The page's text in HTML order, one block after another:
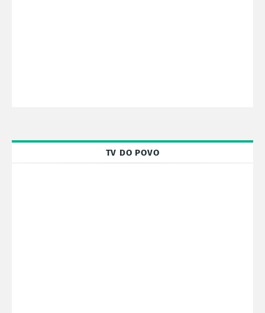
TV DO POVO